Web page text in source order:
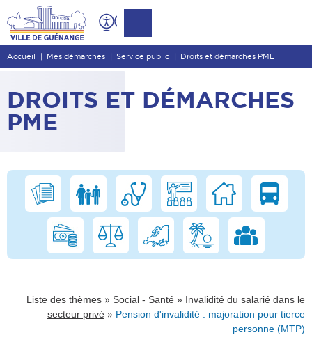
Contenu
Entête de page
Menu principal
Pied de page
Accueil Mes démarches Service public Droits et démarches PME
DROITS ET DÉMARCHES
PME
Liste des thèmes » Social - Santé » Invalidité du salarié dans le
secteur privé » Pension d'invalidité : majoration pour tierce
personne (MTP)